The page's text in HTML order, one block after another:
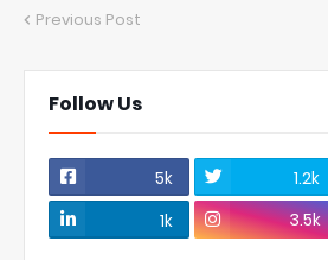
Previous Post
Follow Us
5k 1.2k
1k
3.5k